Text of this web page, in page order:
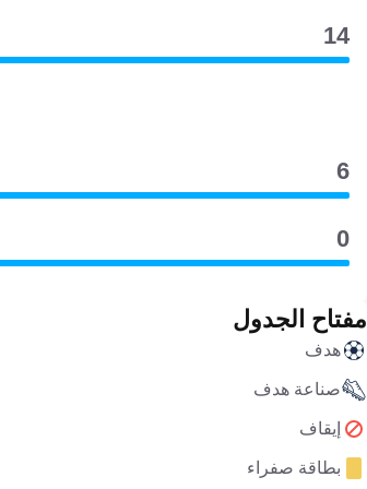
14
6
0
مفتاح الجدول
هدف
صناعة هدف
إيقاف
بطاقة صفراء